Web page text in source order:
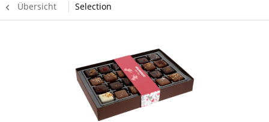
Übersicht Selection